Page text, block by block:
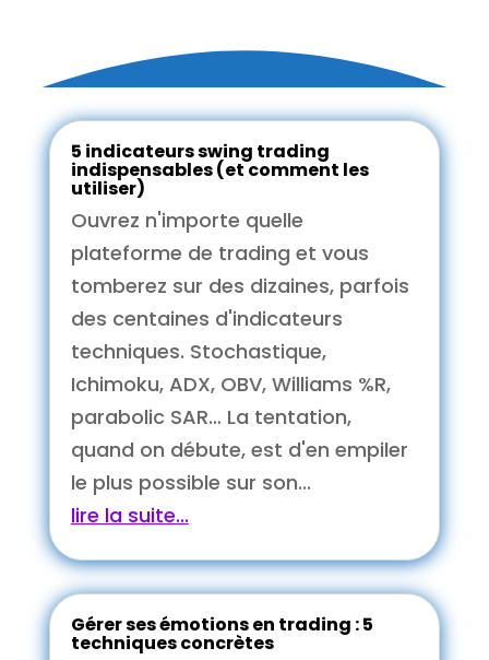
5 indicateurs swing trading
indispensables (et comment les
utiliser)
Ouvrez n'importe quelle
plateforme de trading et vous
tomberez sur des dizaines, parfois
des centaines d'indicateurs
techniques. Stochastique,
Ichimoku, ADX, OBV, Williams %R,
parabolic SAR… La tentation,
quand on débute, est d'en empiler
le plus possible sur son...
lire la suite...
Gérer ses émotions en trading : 5
techniques concrètes